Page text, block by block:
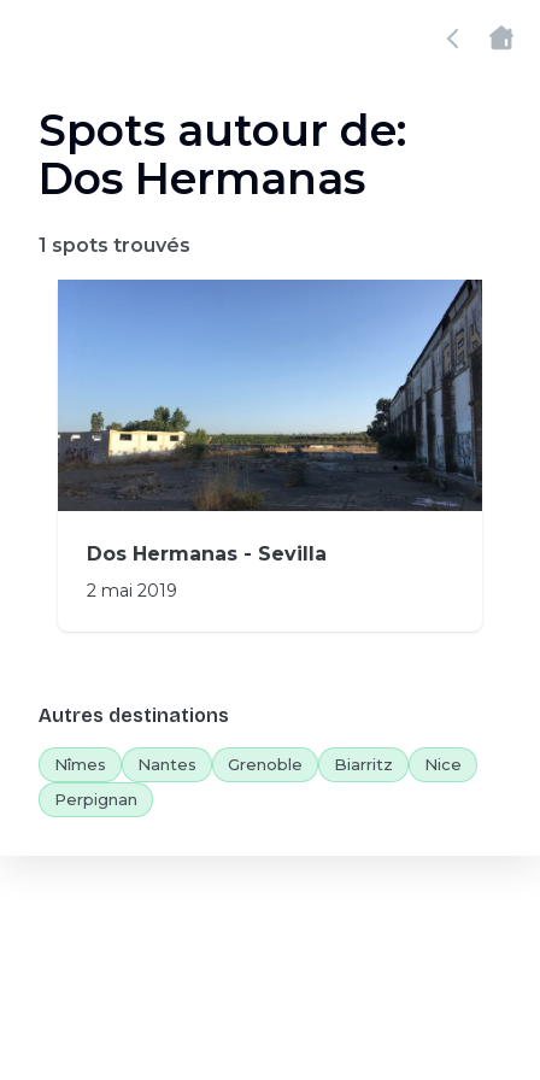
Spots autour de:
Dos Hermanas
1 spots trouvés
Dos Hermanas - Sevilla
2 mai 2019
Autres destinations
Nîmes Nantes Grenoble Biarritz
Nice
Perpignan